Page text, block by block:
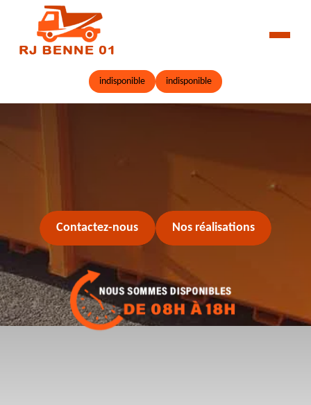
indisponible indisponible
Contactez-nous Nos réalisations